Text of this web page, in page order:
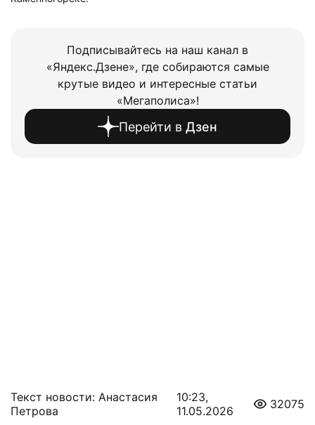
Подписывайтесь на наш канал в
«Яндекс.Дзене», где собираются самые
крутые видео и интересные статьи
«Мегаполиса»!
Перейти в Дзен
Текст новости: Анастасия
Петрова
10:23,
11.05.2026
32075